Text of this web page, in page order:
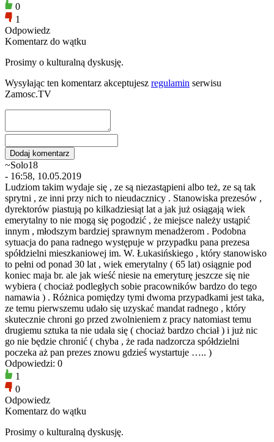
0
1
Odpowiedz
Komentarz do wątku
Prosimy o kulturalną dyskusję.
Wysyłając ten komentarz akceptujesz regulamin serwisu
Zamosc.TV
~Solo18
- 16:58, 10.05.2019
Ludziom takim wydaje się , ze są niezastąpieni albo też, ze są tak
sprytni , ze inni przy nich to nieudacznicy . Stanowiska prezesów ,
dyrektorów piastują po kilkadziesiąt lat a jak już osiągają wiek
emerytalny to nie mogą się pogodzić , że miejsce należy ustąpić
innym , młodszym bardziej sprawnym menadżerom . Podobna
sytuacja do pana radnego występuje w przypadku pana prezesa
spółdzielni mieszkaniowej im. W. Łukasińskiego , który stanowisko
to pełni od ponad 30 lat , wiek emerytalny ( 65 lat) osiągnie pod
koniec maja br. ale jak wieść niesie na emeryturę jeszcze się nie
wybiera ( chociaż podległych sobie pracowników bardzo do tego
namawia ) . Różnica pomiędzy tymi dwoma przypadkami jest taka,
ze temu pierwszemu udało się uzyskać mandat radnego , który
skutecznie chroni go przed zwolnieniem z pracy natomiast temu
drugiemu sztuka ta nie udała się ( chociaż bardzo chciał ) i już nic
go nie będzie chronić ( chyba , że rada nadzorcza spółdzielni
poczeka aż pan prezes znowu gdzieś wystartuje ….. )
Odpowiedzi: 0
1
0
Odpowiedz
Komentarz do wątku
Prosimy o kulturalną dyskusję.